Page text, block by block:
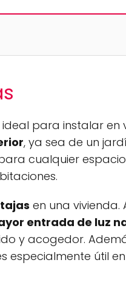
para instalar en
, ya sea de un
cualquier
en una vivienda.
entrada de luz
y acogedor.
especialmente útil